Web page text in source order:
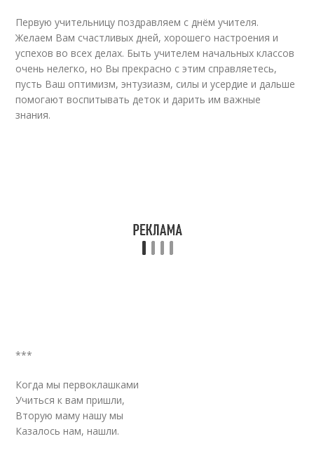
Первую учительницу поздравляем с днём учителя.
Желаем Вам счастливых дней, хорошего настроения и
успехов во всех делах. Быть учителем начальных классов
очень нелегко, но Вы прекрасно с этим справляетесь,
пусть Ваш оптимизм, энтузиазм, силы и усердие и дальше
помогают воспитывать деток и дарить им важные
знания.
***
Когда мы первоклашками
Учиться к вам пришли,
Вторую маму нашу мы
Казалось нам, нашли.